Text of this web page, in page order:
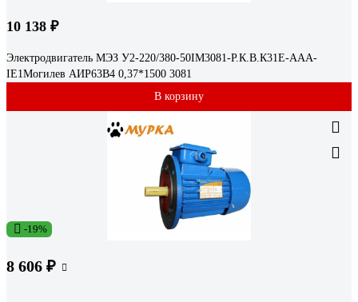
10 138 ₽
Электродвигатель МЭЗ У2-220/380-50IM3081-Р.К.В.К31Е-ААА-
IE1Могилев АИР63В4 0,37*1500 3081
В корзину
-19%
8 606 ₽